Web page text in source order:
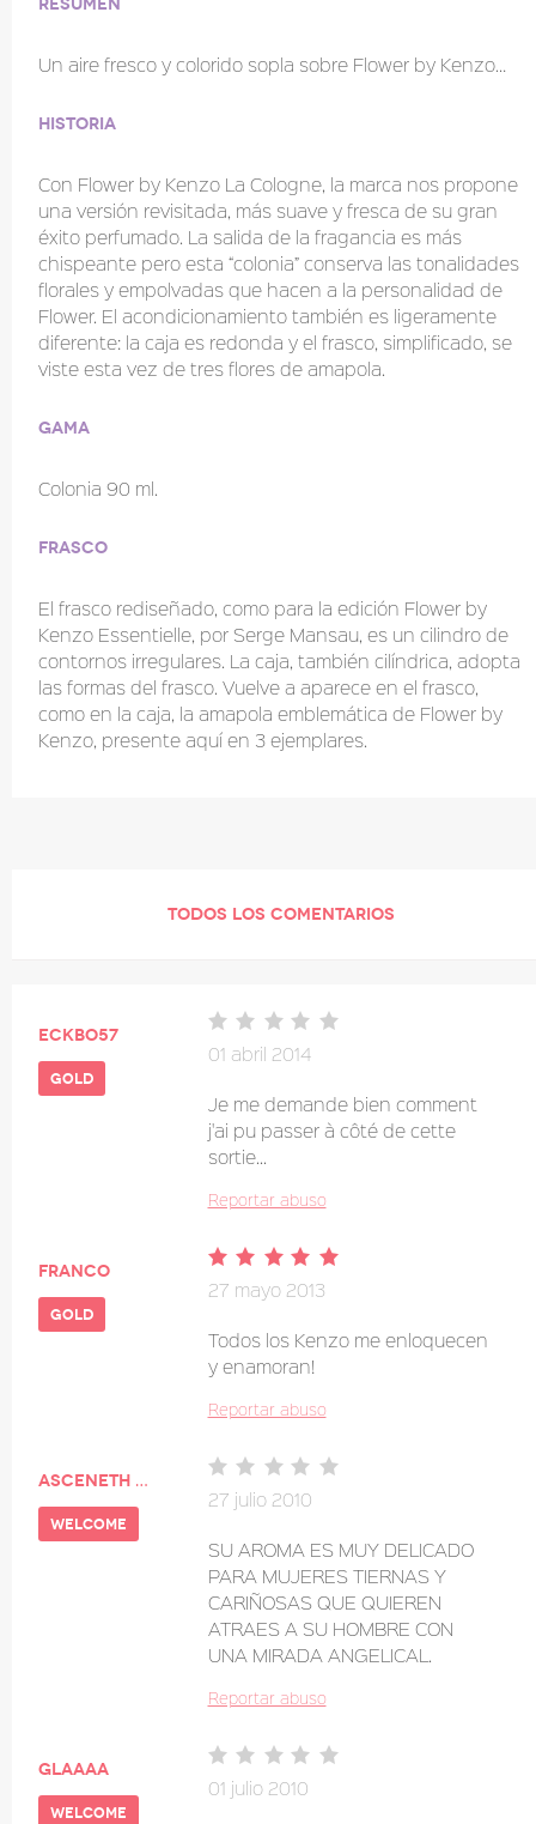
Resumen
Un aire fresco y colorido sopla sobre Flower by Kenzo…
Historia
Con Flower by Kenzo La Cologne, la marca nos propone
una versión revisitada, más suave y fresca de su gran
éxito perfumado. La salida de la fragancia es más
chispeante pero esta “colonia” conserva las tonalidades
florales y empolvadas que hacen a la personalidad de
Flower. El acondicionamiento también es ligeramente
diferente: la caja es redonda y el frasco, simplificado, se
viste esta vez de tres flores de amapola.
Gama
Colonia 90 ml.
Frasco
El frasco rediseñado, como para la edición Flower by
Kenzo Essentielle, por Serge Mansau, es un cilindro de
contornos irregulares. La caja, también cilíndrica, adopta
las formas del frasco. Vuelve a aparece en el frasco,
como en la caja, la amapola emblemática de Flower by
Kenzo, presente aquí en 3 ejemplares.
TODOS LOS COMENTARIOS
eckbo57
gold
01 abril 2014
Je me demande bien comment
j'ai pu passer à côté de cette
sortie...
Reportar abuso
franco
gold
27 mayo 2013
Todos los Kenzo me enloquecen
y enamoran!
Reportar abuso
asceneth 1938
welcome
27 julio 2010
SU AROMA ES MUY DELICADO
PARA MUJERES TIERNAS Y
CARIÑOSAS QUE QUIEREN
ATRAES A SU HOMBRE CON
UNA MIRADA ANGELICAL.
Reportar abuso
glaaaa
welcome
01 julio 2010